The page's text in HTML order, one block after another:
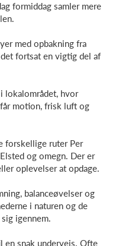
formiddag samler mere
med opbakning fra
fortsat en vigtig del af
lokalområdet, hvor
motion, frisk luft og
forskellige ruter Per
og omegn. Der er
oplevelser at opdage.
balanceøvelser og
i naturen og de
igennem.
en snak undervejs. Ofte